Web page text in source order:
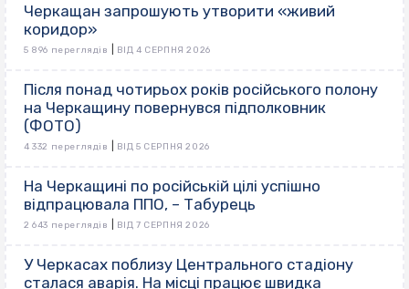
Черкащан запрошують утворити «живий
коридор»
5 896 переглядів ВІД 4 СЕРПНЯ 2026
Після понад чотирьох років російського полону
на Черкащину повернувся підполковник
(ФОТО)
4 332 переглядів ВІД 5 СЕРПНЯ 2026
На Черкащині по російській цілі успішно
відпрацювала ППО, – Табурець
2 643 переглядів ВІД 7 СЕРПНЯ 2026
У Черкасах поблизу Центрального стадіону
сталася аварія. На місці працює швидка